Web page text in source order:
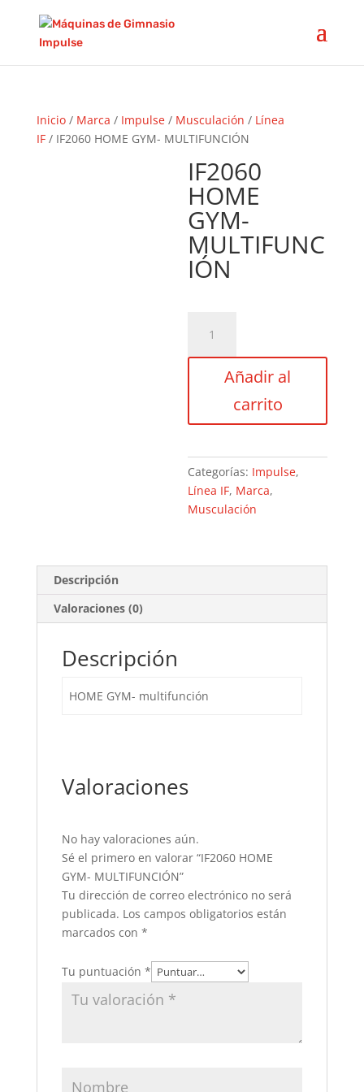
Inicio/ Marca / Impulse/ Musculación / Línea
IF/ IF2060 HOME GYM- MULTIFUNCIÓN
IF2060
HOME
GYM-
MULTIFUNC
IÓN
HOME
GYM-
MULTIFUNCIÓN
Añadir al
carrito
Categorías: Impulse,
Línea IF, Marca,
Musculación
Descripción
Valoraciones (0)
Descripción
HOME GYM- multifunción
Valoraciones
No hay valoraciones aún.
Sé el primero en valorar “IF2060 HOME
GYM- MULTIFUNCIÓN”
Tu dirección de correo electrónico no será
publicada. Los campos obligatorios están
marcados con *
Tu puntuación *